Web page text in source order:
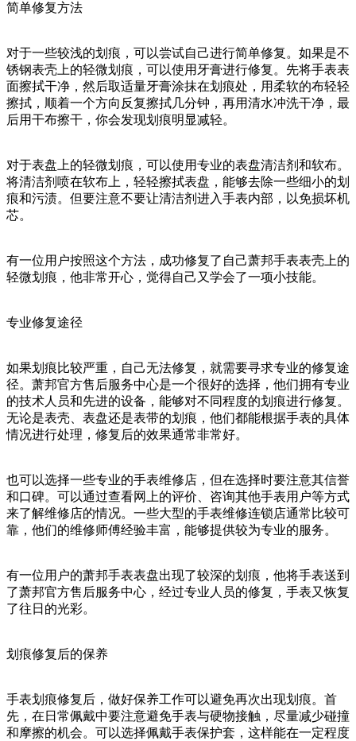
简单修复方法
对于一些较浅的划痕，可以尝试自己进行简单修复。如果是不
锈钢表壳上的轻微划痕，可以使用牙膏进行修复。先将手表表
面擦拭干净，然后取适量牙膏涂抹在划痕处，用柔软的布轻轻
擦拭，顺着一个方向反复擦拭几分钟，再用清水冲洗干净，最
后用干布擦干，你会发现划痕明显减轻。
对于表盘上的轻微划痕，可以使用专业的表盘清洁剂和软布。
将清洁剂喷在软布上，轻轻擦拭表盘，能够去除一些细小的划
痕和污渍。但要注意不要让清洁剂进入手表内部，以免损坏机
芯。
有一位用户按照这个方法，成功修复了自己萧邦手表表壳上的
轻微划痕，他非常开心，觉得自己又学会了一项小技能。
专业修复途径
如果划痕比较严重，自己无法修复，就需要寻求专业的修复途
径。萧邦官方售后服务中心是一个很好的选择，他们拥有专业
的技术人员和先进的设备，能够对不同程度的划痕进行修复。
无论是表壳、表盘还是表带的划痕，他们都能根据手表的具体
情况进行处理，修复后的效果通常非常好。
也可以选择一些专业的手表维修店，但在选择时要注意其信誉
和口碑。可以通过查看网上的评价、咨询其他手表用户等方式
来了解维修店的情况。一些大型的手表维修连锁店通常比较可
靠，他们的维修师傅经验丰富，能够提供较为专业的服务。
有一位用户的萧邦手表表盘出现了较深的划痕，他将手表送到
了萧邦官方售后服务中心，经过专业人员的修复，手表又恢复
了往日的光彩。
划痕修复后的保养
手表划痕修复后，做好保养工作可以避免再次出现划痕。首
先，在日常佩戴中要注意避免手表与硬物接触，尽量减少碰撞
和摩擦的机会。可以选择佩戴手表保护套，这样能在一定程度